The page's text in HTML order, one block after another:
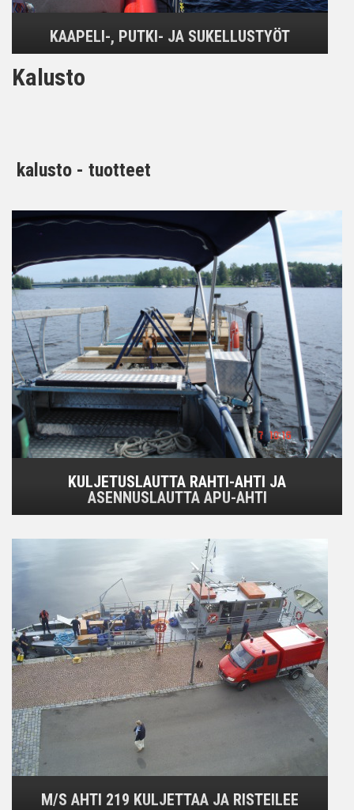
KAAPELI-, PUTKI- JA SUKELLUSTYÖT
Kalusto
kalusto - tuotteet
KULJETUSLAUTTA RAHTI-AHTI JA
ASENNUSLAUTTA APU-AHTI
M/S AHTI 219 KULJETTAA JA RISTEILEE